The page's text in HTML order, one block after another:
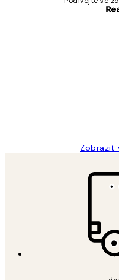
Zobrazit